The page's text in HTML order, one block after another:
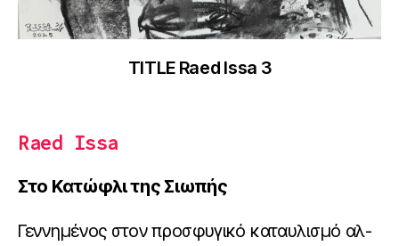
TITLE Raed Issa 3
Raed Issa
Στο Κατώφλι της Σιωπής
Γεννημένος στον προσφυγικό καταυλισμό αλ-